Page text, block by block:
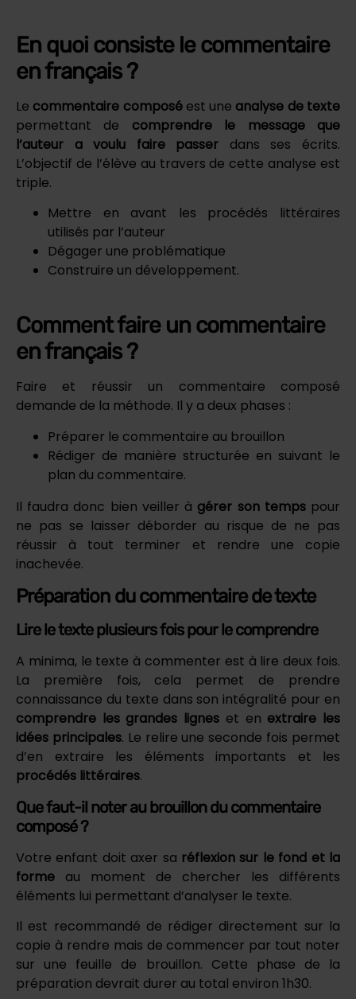
En quoi consiste le commentaire
en français ?
Le commentaire composéest une analyse de texte
permettant de comprendre le message que
l’auteur a voulu faire passer dans ses écrits.
L’objectif de l’élève au travers de cette analyse est
triple.
Mettre en avant les procédés littéraires
utilisés par l’auteur
Dégager une problématique
Construire un développement.
Comment faire un commentaire
en français ?
Faire et réussir un commentaire composé
demande de la méthode. Il y a deux phases :
Préparer le commentaire au brouillon
Rédiger de manière structurée en suivant le
plan du commentaire.
Il faudra donc bien veiller à gérer son tempspour
ne pas se laisser déborder au risque de ne pas
réussir à tout terminer et rendre une copie
inachevée.
Préparation du commentaire de texte
Lire le texte plusieurs fois pour le comprendre
A minima, le texte à commenter est à lire deux fois.
La première fois, cela permet de prendre
connaissance du texte dans son intégralité pour en
comprendre les grandes lignes et en extraire les
idées principales. Le relire une seconde fois permet
d’en extraire les éléments importants et les
procédés littéraires.
Que faut-il noter au brouillon du commentaire
composé ?
Votre enfant doit axer sa réflexion sur le fond et la
forme au moment de chercher les différents
éléments lui permettant d’analyser le texte.
Il est recommandé de rédiger directement sur la
copie à rendre mais de commencer par tout noter
sur une feuille de brouillon. Cette phase de la
préparation devrait durer au total environ 1h30.